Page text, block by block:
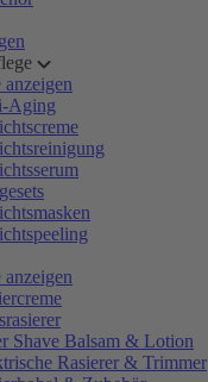
Aging
Shave Balsam & Lotion
Rasierer & Trimmer